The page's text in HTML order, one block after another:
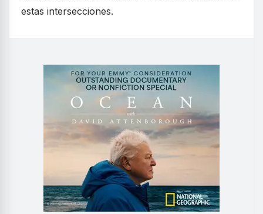
estas intersecciones.